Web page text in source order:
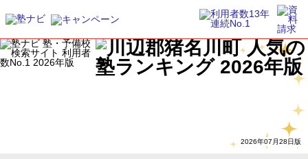
2026年07月28日版